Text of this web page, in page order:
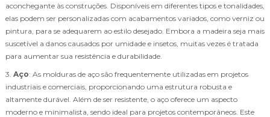
aconchegante às construções. Disponíveis em diferentes tipos e tonalidades,
elas podem ser personalizadas com acabamentos variados, como verniz ou
pintura, para se adequarem ao estilo desejado. Embora a madeira seja mais
suscetível a danos causados por umidade e insetos, muitas vezes é tratada
para aumentar sua resistência e durabilidade.
3. Aço: As molduras de aço são frequentemente utilizadas em projetos
industriais e comerciais, proporcionando uma estrutura robusta e
altamente durável. Além de ser resistente, o aço oferece um aspecto
moderno e minimalista, sendo ideal para projetos contemporâneos. Este